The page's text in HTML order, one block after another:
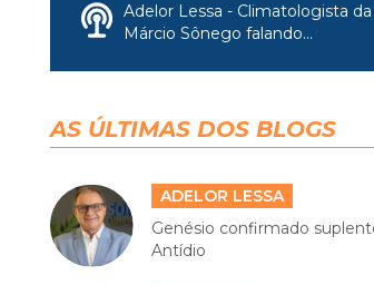
Adelor Lessa - Climatologista
Márcio Sônego falando...
AS ÚLTIMAS DOS BLOGS
ADELOR LESSA
Genésio confirmado
Antídio